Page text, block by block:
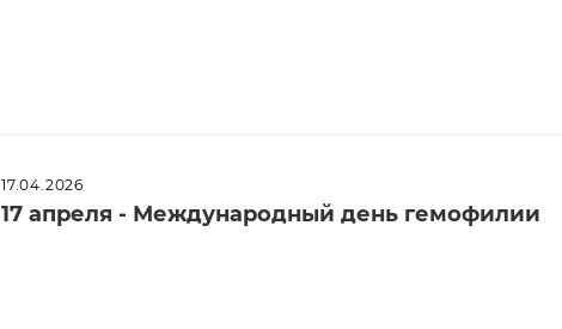
17.04.2026
17 апреля - Международный день гемофилии